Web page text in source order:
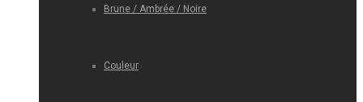
Brune / Ambrée / Noire
Couleur